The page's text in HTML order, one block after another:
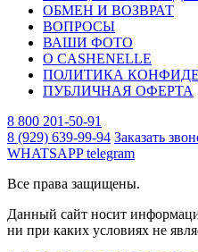
ОБМЕН И ВОЗВРАТ
ВОПРОСЫ
ВАШИ ФОТО
О CASHENELLE
ПОЛИТИКА
ПУБЛИЧНАЯ ОФЕРТА
8 800 201-50-91
8 (929) 639-99-94 Заказать
WHATSAPPtelegram
Все права защищены.
Данный сайт носит
ни при каких условиях не